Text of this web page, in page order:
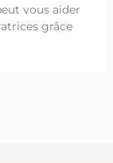
vous aider
grâce